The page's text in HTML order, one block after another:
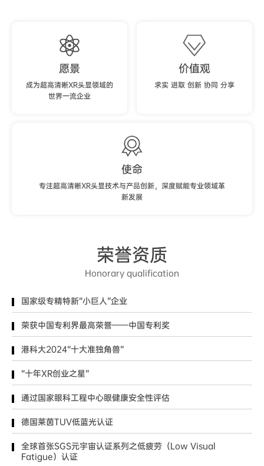
愿景
成为超高清晰XR头显领域的
世界一流企业
使命
专注超高清晰XR头显技术与产品创新，深度赋能专业领域革
新发展
价值观
求实 进取 创新 协同 分享
荣誉资质
Honorary qualification
国家级专精特新“小巨人”企业
荣获中国专利界最高荣誉——中国专利奖
港科大2024“十大准独角兽”
“十年XR创业之星”
通过国家眼科工程中心眼健康安全性评估
德国莱茵TUV低蓝光认证
全球首张SGS元宇宙认证系列之低疲劳（Low Visual
Fatigue）认证